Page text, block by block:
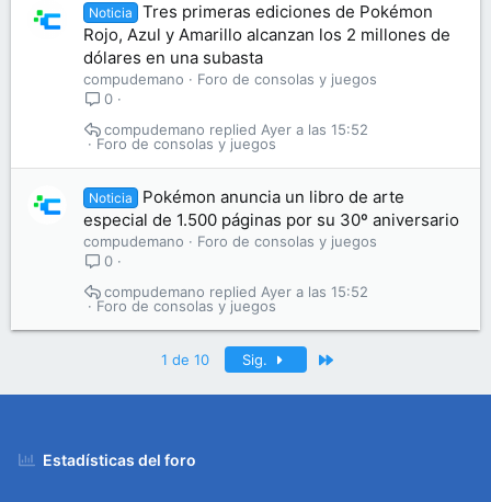
Noticia
Tres primeras ediciones de Pokémon
Rojo, Azul y Amarillo alcanzan los 2 millones de
dólares en una subasta
compudemano
Foro de consolas y juegos
0
Foro de consolas y juegos
Ayer a las 15:52
compudemano
Noticia
Pokémon anuncia un libro de arte
especial de 1.500 páginas por su 30º aniversario
compudemano
Foro de consolas y juegos
0
Foro de consolas y juegos
Ayer a las 15:52
compudemano
1 de 10 Sig.
Estadísticas del foro